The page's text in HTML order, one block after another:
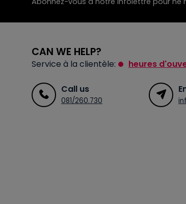
CAN WE HELP?
Service à la clientèle: heures
Call us
081/260.730